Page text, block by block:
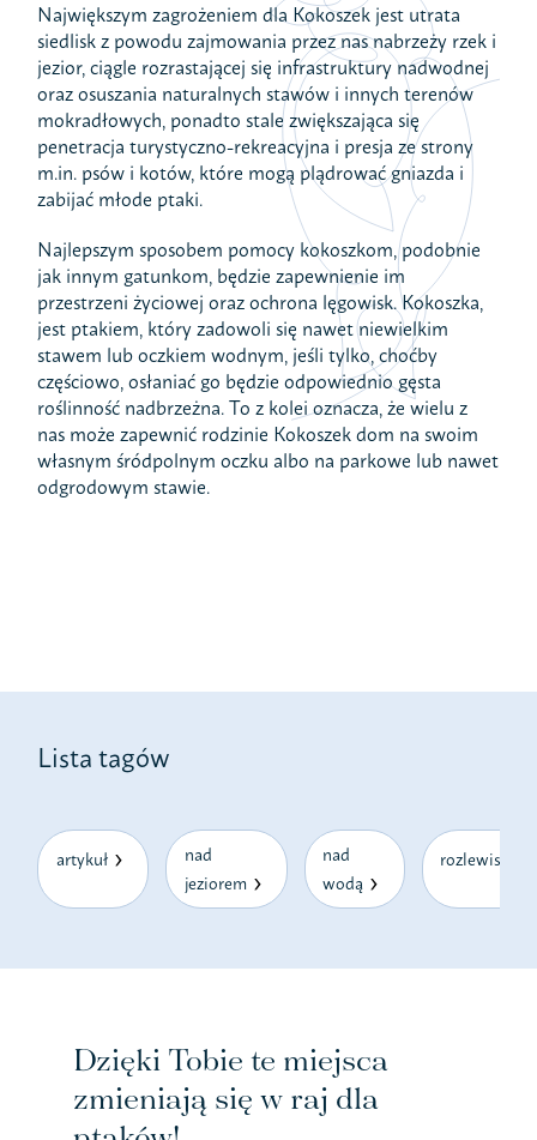
Największym zagrożeniem dla Kokoszek jest utrata
siedlisk z powodu zajmowania przez nas nabrzeży rzek i
jezior, ciągle rozrastającej się infrastruktury nadwodnej
oraz osuszania naturalnych stawów i innych terenów
mokradłowych, ponadto stale zwiększająca się
penetracja turystyczno-rekreacyjna i presja ze strony
m.in. psów i kotów, które mogą plądrować gniazda i
zabijać młode ptaki.
Najlepszym sposobem pomocy kokoszkom, podobnie
jak innym gatunkom, będzie zapewnienie im
przestrzeni życiowej oraz ochrona lęgowisk. Kokoszka,
jest ptakiem, który zadowoli się nawet niewielkim
stawem lub oczkiem wodnym, jeśli tylko, choćby
częściowo, osłaniać go będzie odpowiednio gęsta
roślinność nadbrzeżna. To z kolei oznacza, że wielu z
nas może zapewnić rodzinie Kokoszek dom na swoim
własnym śródpolnym oczku albo na parkowe lub nawet
odgrodowym stawie.
Lista tagów
artykuł
nad
jeziorem
nad
wodą
rozlewiska
Dzięki Tobie te miejsca
zmieniają się w raj dla